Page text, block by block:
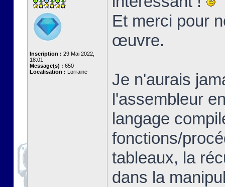
Inscription : 29 Mai 2022,
18:01
Message(s) : 650
Localisation : Lorraine
Et merci pour
œuvre.
Je n'aurais
l'assembleur
langage
fonctions/
tableaux, la
dans la